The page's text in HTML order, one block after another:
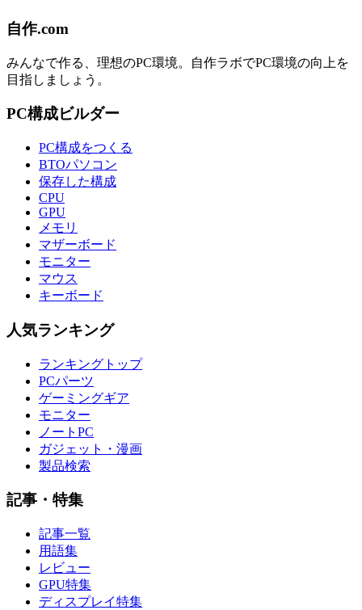
自作.com
みんなで作る、理想のPC環境。 自作ラボでPC環境の向上を
目指しましょう。
PC構成ビルダー
PC構成をつくる
BTOパソコン
保存した構成
CPU
GPU
メモリ
マザーボード
モニター
マウス
キーボード
人気ランキング
ランキングトップ
PCパーツ
ゲーミングギア
モニター
ノートPC
ガジェット・漫画
製品検索
記事・特集
記事一覧
用語集
レビュー
GPU特集
ディスプレイ特集